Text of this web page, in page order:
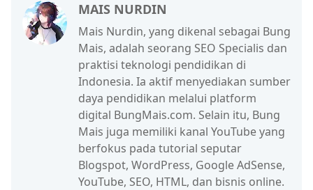
MAIS NURDIN
Mais Nurdin, yang dikenal sebagai Bung
Mais, adalah seorang SEO Specialis dan
praktisi teknologi pendidikan di
Indonesia. Ia aktif menyediakan sumber
daya pendidikan melalui platform
digital BungMais.com. Selain itu, Bung
Mais juga memiliki kanal YouTube yang
berfokus pada tutorial seputar
Blogspot, WordPress, Google AdSense,
YouTube, SEO, HTML, dan bisnis online.